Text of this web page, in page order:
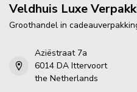
Veldhuis Luxe
Groothandel in
Aziëstraat 7a
6014 DA Ittervoort
the Netherlands